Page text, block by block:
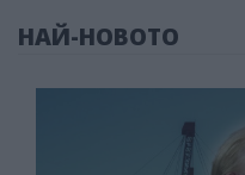
НАЙ-НОВОТО